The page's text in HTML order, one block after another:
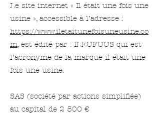
Le site internet « Il était une fois une
usine », accessible à l’adresse :
https://www.iletaitunefoisuneusine.co
m, est édité par : ILEUFUUS qui est
l’acronyme de la marque il était une
fois une usine.
SAS (société par actions simplifiée)
au capital de 2 500 €